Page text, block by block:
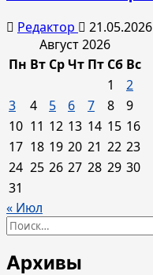
Редактор 21.05.2026
Август 2026
Пн Вт СрЧт Пт Сб Вс
1
2
3
4 5 6 7 8
9
10 11 12 13 14 15 16
17 18 19 20 21 22 23
24 25 26 27 28 29 30
31
« Июл
Найти:
Архивы